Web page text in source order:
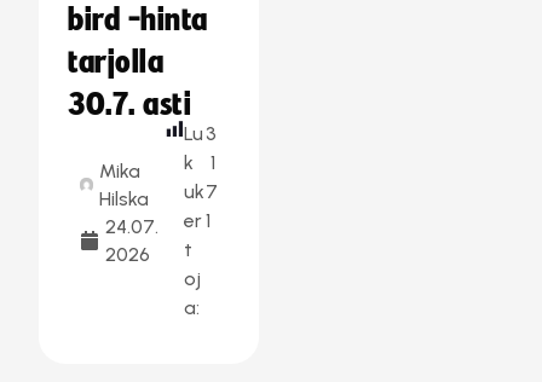
bird -hinta
tarjolla
30.7. asti
Mika
Hilska
24.07.
2026
Lu
k
uk
er
t
oj
a:
3
1
7
1